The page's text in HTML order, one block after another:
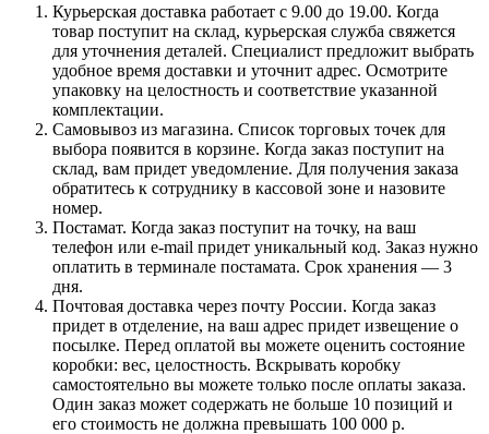
Курьерская доставка работает с 9.00 до 19.00. Когда
товар поступит на склад, курьерская служба свяжется
для уточнения деталей. Специалист предложит выбрать
удобное время доставки и уточнит адрес. Осмотрите
упаковку на целостность и соответствие указанной
комплектации.
Самовывоз из магазина. Список торговых точек для
выбора появится в корзине. Когда заказ поступит на
склад, вам придет уведомление. Для получения заказа
обратитесь к сотруднику в кассовой зоне и назовите
номер.
Постамат. Когда заказ поступит на точку, на ваш
телефон или e-mail придет уникальный код. Заказ нужно
оплатить в терминале постамата. Срок хранения — 3
дня.
Почтовая доставка через почту России. Когда заказ
придет в отделение, на ваш адрес придет извещение о
посылке. Перед оплатой вы можете оценить состояние
коробки: вес, целостность. Вскрывать коробку
самостоятельно вы можете только после оплаты заказа.
Один заказ может содержать не больше 10 позиций и
его стоимость не должна превышать 100 000 р.